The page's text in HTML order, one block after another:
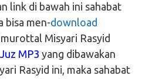
link di bawah ini sahabat
bisa men-download
Misyari Rasyid
MP3 yang dibawakan
Rasyid ini, maka sahabat